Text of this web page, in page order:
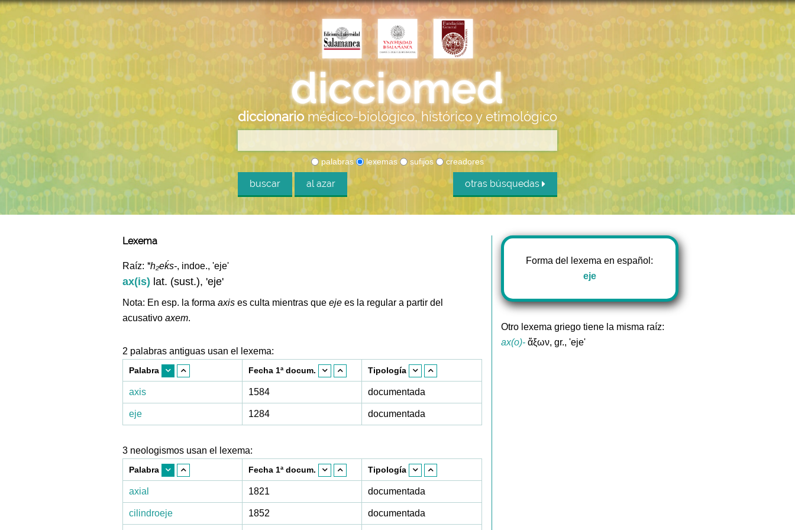
diccionario médico-biológico, histórico y etimológico
palabras lexemas sufijos creadores
buscar al azar otras búsquedas
Lexema
Raíz: *h₂eḱs-, indoe., 'eje'
ax(is) lat. (sust.), 'eje'
Nota: En esp. la forma axis es culta mientras que eje es la regular a partir del
acusativo axem.
2 palabras antiguas usan el lexema:
Palabra Fecha 1ª docum. Tipología
axis 1584 documentada
eje 1284 documentada
3 neologismos usan el lexema:
Palabra Fecha 1ª docum. Tipología
axial 1821 documentada
cilindroeje 1852 documentada
Forma del lexema en español:
eje
Otro lexema griego tiene la misma raíz:
ax(o)-ἄξων, gr., 'eje'